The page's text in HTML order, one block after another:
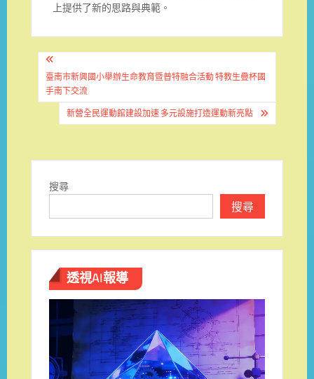
上提供了新的思路與典範。
文
章
導
臺南市新興國小舉辦生命教育暨普特融合活動 特教生疊杯國
手南下交流
新營全民運動館建設加速 多元設施打造運動新亮點
搜尋
搜尋
透視AI報導